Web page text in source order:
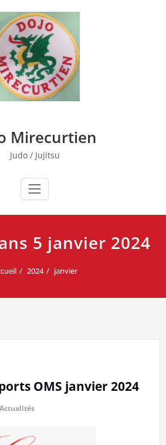
Mirecurtien
Judo / Jujitsu
5 janvier 2024
2024 janvier
OMS janvier 2024
Actualités